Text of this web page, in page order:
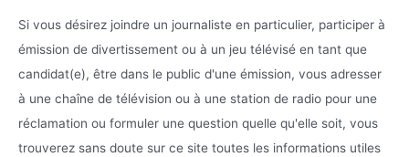
Si vous désirez joindre un journaliste en particulier, participer à
émission de divertissement ou à un jeu télévisé en tant que
candidat(e), être dans le public d'une émission, vous adresser
à une chaîne de télévision ou à une station de radio pour une
réclamation ou formuler une question quelle qu'elle soit, vous
trouverez sans doute sur ce site toutes les informations utiles